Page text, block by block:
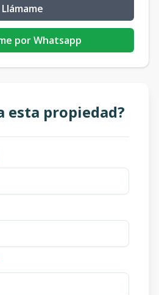
Llámame
por Whatsapp
esta propiedad?